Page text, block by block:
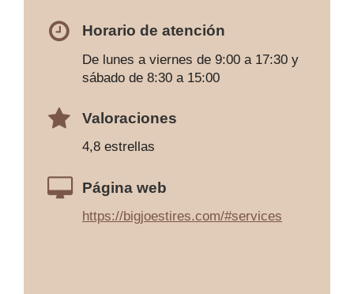
Horario de atención
De lunes a viernes de 9:00 a 17:30 y
sábado de 8:30 a 15:00
Valoraciones
4,8 estrellas
Página web
https://bigjoestires.com/#services